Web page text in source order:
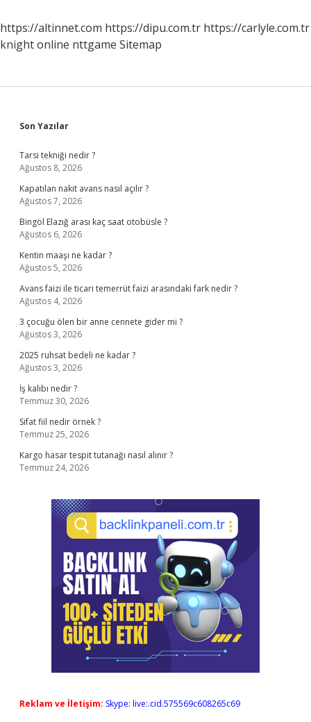
https://altinnet.com https://dipu.com.tr https://carlyle.com.tr
knight online nttgame Sitemap
Sidebar
Son Yazılar
Tarsi tekniği nedir ?
Ağustos 8, 2026
Kapatılan nakit avans nasıl açılır ?
Ağustos 7, 2026
Bingöl Elazığ arası kaç saat otobüsle ?
Ağustos 6, 2026
Kentin maaşı ne kadar ?
Ağustos 5, 2026
Avans faizi ile ticari temerrüt faizi arasındaki fark nedir ?
Ağustos 4, 2026
3 çocuğu ölen bir anne cennete gider mi ?
Ağustos 3, 2026
2025 ruhsat bedeli ne kadar ?
Ağustos 3, 2026
İş kalıbı nedir ?
Temmuz 30, 2026
Sifat fiil nedir örnek ?
Temmuz 25, 2026
Kargo hasar tespit tutanağı nasıl alınır ?
Temmuz 24, 2026
Reklam ve İletişim: Skype: live:.cid.575569c608265c69